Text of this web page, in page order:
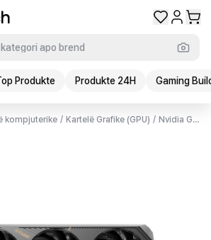
apo brend
Produkte Produkte 24H Gaming
kompjuterike / Kartelë Grafike (GPU) / Nvidia GPU